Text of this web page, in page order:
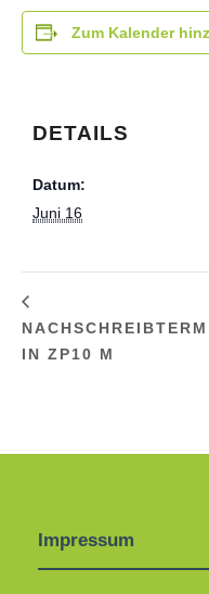
Zum Kalender
DETAILS
Datum:
Juni 16
NACHSCHREIBTERM
IN ZP10 M
Impressum